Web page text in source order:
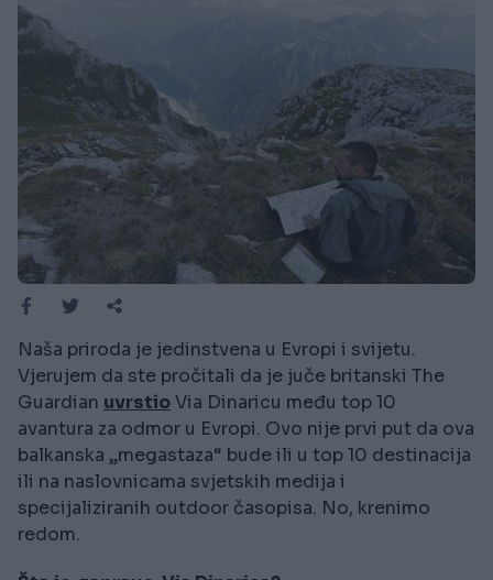
Naša priroda je jedinstvena u Evropi i svijetu.
Vjerujem da ste pročitali da je juče britanski The
Guardian uvrstioVia Dinaricu među top 10
avantura za odmor u Evropi. Ovo nije prvi put da ova
balkanska „megastaza“ bude ili u top 10 destinacija
ili na naslovnicama svjetskih medija i
specijaliziranih outdoor časopisa. No, krenimo
redom.